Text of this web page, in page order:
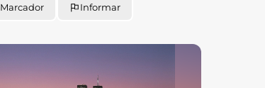
Marcador Informar